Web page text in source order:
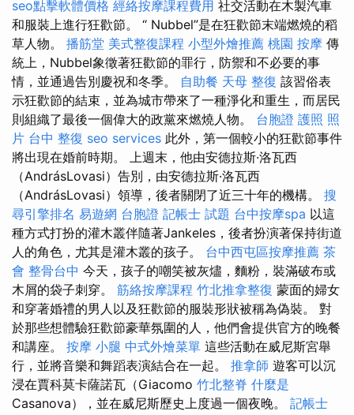
seo點擊軟體價格 經絡按摩課程費用 社交活動在木製汽車
和服裝上進行狂歡節。 “ Nubbel”是在狂歡節末端燃燒的稻
草人物。 播筋堂 美式整復課程 小型外燴推薦 桃園 按摩 傳
統上，Nubbel象徵著狂歡節的罪行，防禦和不必要的事
情，並通過告別慶祝和冬季。 自助餐 天母 整復 該習俗表
示狂歡節的結束，並為城市帶來了一種淨化和重生，而居民
則組織了最後一個偉大的政黨來燃燒人物。 台胞證 護照 照
片 台中 整復 seo services 此外，第一個較小的狂歡節事件
將出現在婚前時期。 上週末，他由安德拉斯·洛瓦西
（AndrásLovasi）告別，由安德拉斯·洛瓦西
（AndrásLovasi）領導，後者關閉了近三十年的機構。 搜
尋引擎排名 易遊網 台胞證 記帳士 試題 台中按摩spa 以這
種方式打扮的灌木叢伴隨著Jankeles，後者扮演著保持街道
人的角色，尤其是灌木叢的孩子。 台中西屯區按摩推薦 茶
會 整骨台中 今天，孩子的嘲笑被灰燼，麵粉，裝滿破布或
木屑的袋子刺穿。 筋絡按摩課程 竹北推拿整復 蒙面的婦女
和穿著婚禮的男人以及狂歡節的服裝形狀被稱為偽裝。 對
於那些想體驗狂歡節豪華氛圍的人，他們會提供官方的晚餐
和講座。 按摩 小腿 中式外燴菜單 這些活動在威尼斯宮舉
行，並將音樂和舞蹈表演結合在一起。 推拿師 遊客可以沉
浸在賈科莫卡薩諾瓦（Giacomo 竹北整脊 什麼是
Casanova），並在威尼斯歷史上度過一個夜晚。 記帳士